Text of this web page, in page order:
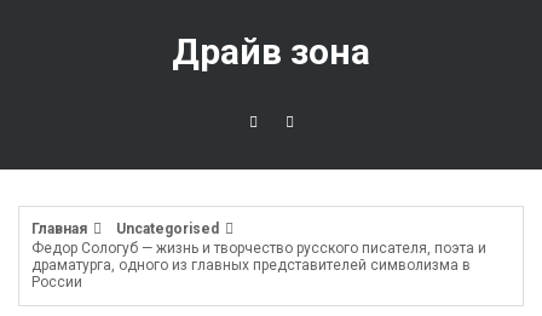
Драйв зона
Главная
Uncategorised
Федор Сологуб — жизнь и творчество русского писателя, поэта и
драматурга, одного из главных представителей символизма в
России